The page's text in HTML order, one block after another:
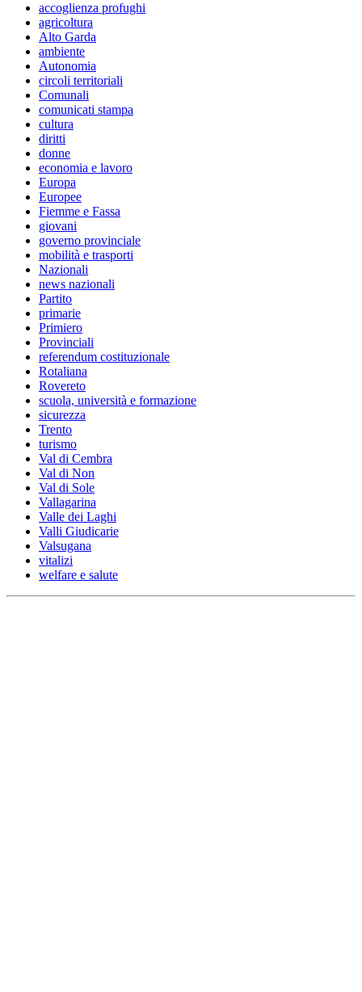
accoglienza profughi
agricoltura
Alto Garda
ambiente
Autonomia
circoli territoriali
Comunali
comunicati stampa
cultura
diritti
donne
economia e lavoro
Europa
Europee
Fiemme e Fassa
giovani
governo provinciale
mobilità e trasporti
Nazionali
news nazionali
Partito
primarie
Primiero
Provinciali
referendum costituzionale
Rotaliana
Rovereto
scuola, università e formazione
sicurezza
Trento
turismo
Val di Cembra
Val di Non
Val di Sole
Vallagarina
Valle dei Laghi
Valli Giudicarie
Valsugana
vitalizi
welfare e salute